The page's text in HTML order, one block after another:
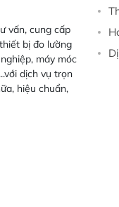
vấn, cung cấp
bị đo lường
máy móc
dịch vụ trọn
hiệu chuẩn,